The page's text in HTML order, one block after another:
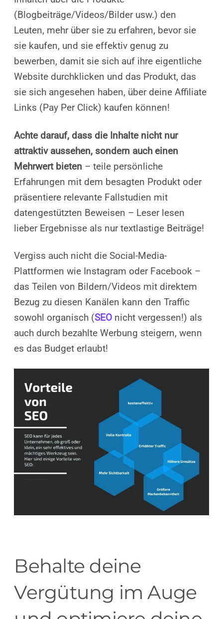
(Blogbeiträge/Videos/Bilder usw.) den
Leuten, mehr über sie zu erfahren, bevor sie
sie kaufen, und sie effektiv genug zu
bewerben, damit sie sich auf ihre eigentliche
Website durchklicken und das Produkt, das
sie sich angesehen haben, über deine Affiliate
Links (Pay Per Click) kaufen können!
Achte darauf, dass die Inhalte nicht nur
attraktiv aussehen, sondern auch einen
Mehrwert bieten – teile persönliche
Erfahrungen mit dem besagten Produkt oder
präsentiere relevante Fallstudien mit
datengestützten Beweisen – Leser lesen
lieber Ergebnisse als nur textlastige Beiträge!
Vergiss auch nicht die Social-Media-
Plattformen wie Instagram oder Facebook –
das Teilen von Bildern/Videos mit direktem
Bezug zu diesen Kanälen kann den Traffic
sowohl organisch (SEO nicht vergessen!) als
auch durch bezahlte Werbung steigern, wenn
es das Budget erlaubt!
Behalte deine
Vergütung im Auge